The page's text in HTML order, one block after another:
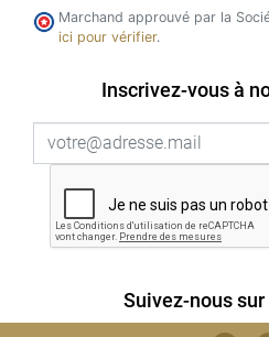
Marchand approuvé par la
ici pour vérifier.
Inscrivez-vous à
Suivez-nous